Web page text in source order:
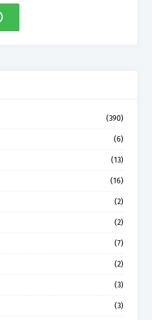
(390)
(6)
(13)
(16)
(2)
(2)
(7)
(2)
(3)
(3)